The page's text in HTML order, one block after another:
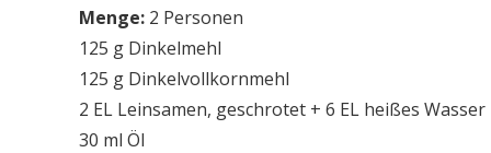
Menge: 2 Personen
125 g Dinkelmehl
125 g Dinkelvollkornmehl
2 EL Leinsamen, geschrotet + 6 EL heißes Wasser
30 ml Öl